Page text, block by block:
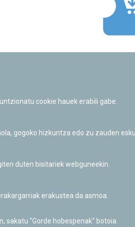
cookie hauek erabili gabe.
gogoko hizkuntza edo zu zauden
duten bisitariek webguneekin.
erakustea da asmoa.
sakatu "Gorde hobespenak" botoia.